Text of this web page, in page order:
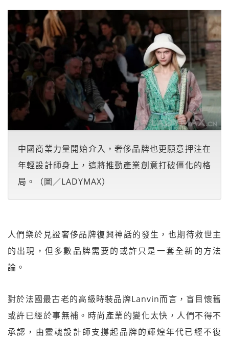
中國商業力量開始介入，奢侈品牌也更願意押注在
年輕設計師身上，這將推動產業創意打破僵化的格
局。（圖／LADYMAX）
人們樂於見證奢侈品牌復興神話的發生，也期待救世主
的出現，但多數品牌需要的或許只是一套全新的方法
論。
對於法國最古老的高級時裝品牌Lanvin而言，盲目懷舊
或許已經於事無補。時尚產業的變化太快，人們不得不
承認，由靈魂設計師支撐起品牌的輝煌年代已經不復